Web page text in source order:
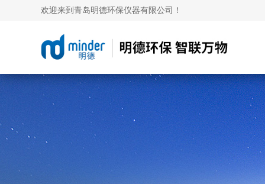
欢迎来到青岛明德环保仪器有限公司！